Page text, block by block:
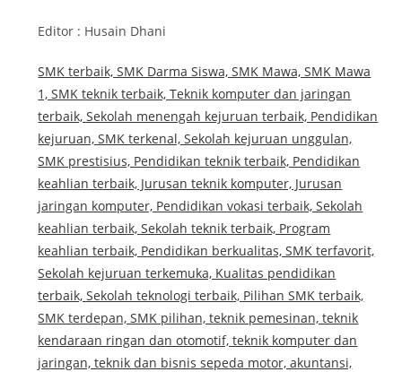
Editor : Husain Dhani
SMK terbaik, SMK Darma Siswa, SMK Mawa, SMK Mawa
1, SMK teknik terbaik, Teknik komputer dan jaringan
terbaik, Sekolah menengah kejuruan terbaik, Pendidikan
kejuruan, SMK terkenal, Sekolah kejuruan unggulan,
SMK prestisius, Pendidikan teknik terbaik, Pendidikan
keahlian terbaik, Jurusan teknik komputer, Jurusan
jaringan komputer, Pendidikan vokasi terbaik, Sekolah
keahlian terbaik, Sekolah teknik terbaik, Program
keahlian terbaik, Pendidikan berkualitas, SMK terfavorit,
Sekolah kejuruan terkemuka, Kualitas pendidikan
terbaik, Sekolah teknologi terbaik, Pilihan SMK terbaik,
SMK terdepan, SMK pilihan, teknik pemesinan, teknik
kendaraan ringan dan otomotif, teknik komputer dan
jaringan, teknik dan bisnis sepeda motor, akuntansi,